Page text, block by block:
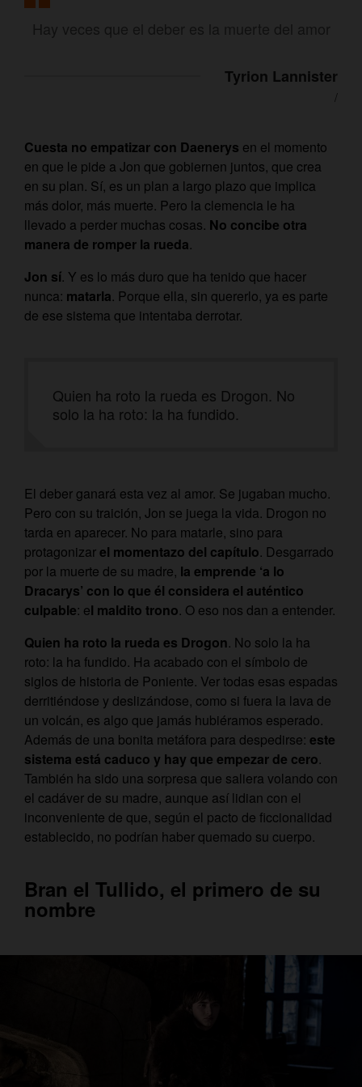
Tyrion Lannister
/
Cuesta no empatizar con Daenerys en el momento
en que le pide a Jon que gobiernen juntos, que crea
en su plan. Sí, es un plan a largo plazo que implica
más dolor, más muerte. Pero la clemencia le ha
llevado a perder muchas cosas. No concibe otra
manera de romper la rueda.
Jon sí. Y es lo más duro que ha tenido que hacer
nunca: matarla. Porque ella, sin quererlo, ya es parte
de ese sistema que intentaba derrotar.
Quien ha roto la rueda es Drogon. No
solo la ha roto: la ha fundido.
El deber ganará esta vez al amor. Se jugaban mucho.
Pero con su traición, Jon se juega la vida. Drogon no
tarda en aparecer. No para matarle, sino para
protagonizarel momentazo del capítulo. Desgarrado
por la muerte de su madre, la emprende ‘a lo
Dracarys’ con lo que él considera el auténtico
culpable: el maldito trono. O eso nos dan a entender.
Quien ha roto la rueda es Drogon. No solo la ha
roto: la ha fundido. Ha acabado con el símbolo de
siglos de historia de Poniente. Ver todas esas espadas
derritiéndose y deslizándose, como si fuera la lava de
un volcán, es algo que jamás hubiéramos esperado.
Además de una bonita metáfora para despedirse: este
sistema está caduco y hay que empezar de cero.
También ha sido una sorpresa que saliera volando con
el cadáver de su madre, aunque así lidian con el
inconveniente de que, según el pacto de ficcionalidad
establecido, no podrían haber quemado su cuerpo.
Bran el Tullido, el primero de su
nombre